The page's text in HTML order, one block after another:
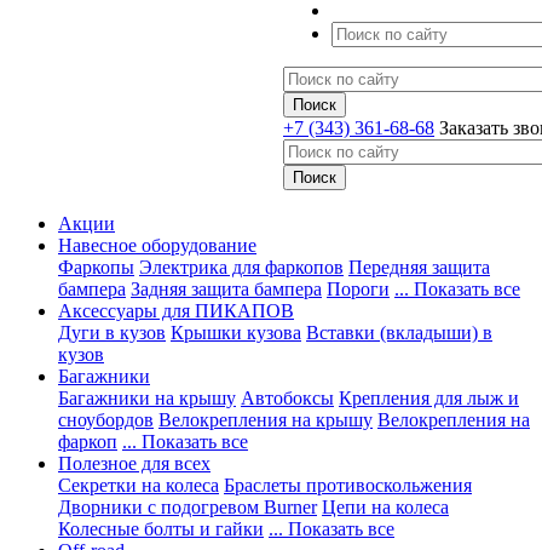
+7 (343) 361-68-68 Заказать
Акции
Навесное оборудование
Фаркопы Электрика для фаркопов Передняя защита
бампера Задняя защита бампера Пороги ... Показать все
Аксессуары для ПИКАПОВ
Дуги в кузов Крышки кузова Вставки (вкладыши) в
кузов
Багажники
Багажники на крышу Автобоксы Крепления для лыж и
сноубордов Велокрепления на крышу Велокрепления на
фаркоп ... Показать все
Полезное для всех
Секретки на колеса Браслеты противоскольжения
Дворники с подогревом Burner Цепи на колеса
Колесные болты и гайки ... Показать все